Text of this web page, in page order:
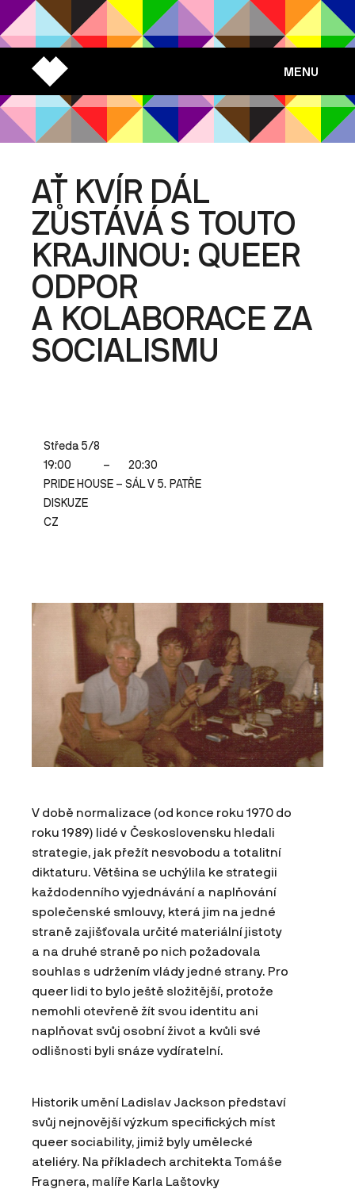
MENU
AŤ KVÍR DÁL
ZŮSTÁVÁ S TOUTO
KRAJINOU: QUEER
ODPOR
A KOLABORACE ZA
SOCIALISMU
Středa 5/8
19:00
–
20:30
PRIDE HOUSE – SÁL V 5. PATŘE
DISKUZE
CZ
V době normalizace (od konce roku 1970 do
roku 1989) lidé v Československu hledali
strategie, jak přežít nesvobodu a totalitní
diktaturu. Většina se uchýlila ke strategii
každodenního vyjednávání a naplňování
společenské smlouvy, která jim na jedné
straně zajišťovala určité materiální jistoty
a na druhé straně po nich požadovala
souhlas s udržením vlády jedné strany. Pro
queer lidi to bylo ještě složitější, protože
nemohli otevřeně žít svou identitu ani
naplňovat svůj osobní život a kvůli své
odlišnosti byli snáze vydíratelní.
Historik umění Ladislav Jackson představí
svůj nejnovější výzkum specifických míst
queer sociability, jimiž byly umělecké
ateliéry. Na příkladech architekta Tomáše
Fragnera, malíře Karla Laštovky